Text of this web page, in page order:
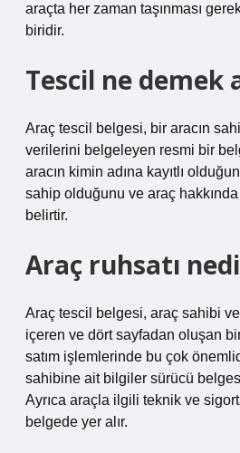
araçta her zaman taşınması
biridir.
Tescil ne demek
Araç tescil belgesi, bir aracın
verilerini belgeleyen resmi bir
aracın kimin adına kayıtlı
sahip olduğunu ve araç
belirtir.
Araç ruhsatı
Araç tescil belgesi, araç sahibi
içeren ve dört sayfadan oluşan
satım işlemlerinde bu çok
sahibine ait bilgiler sürücü
Ayrıca araçla ilgili teknik ve
belgede yer alır.